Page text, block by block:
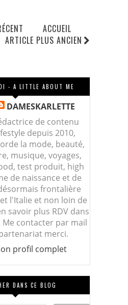
ARTICLE PLUS ANCIEN
ACCUEIL
- A LITTLE ABOUT ME
DAMESKARLETTE
de contenu
depuis 2010,
la mode, beauté,
musique, voyages,
test produit, high
de naissance et de
frontalière
l'Italie et non loin de
savoir plus RDV dans
contacter par mail
merci.
profil complet
DANS CE BLOG